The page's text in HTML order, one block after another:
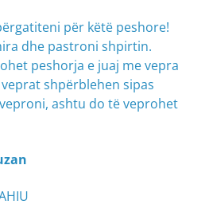
për këtë peshore!
dhe pastroni shpirtin.
peshorja e juaj me vepra
shpërblehen sipas
ashtu do të veprohet